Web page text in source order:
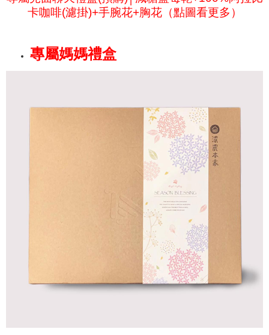
卡咖啡(濾掛)+手腕花+胸花（點圖看更多）
專屬媽媽禮盒